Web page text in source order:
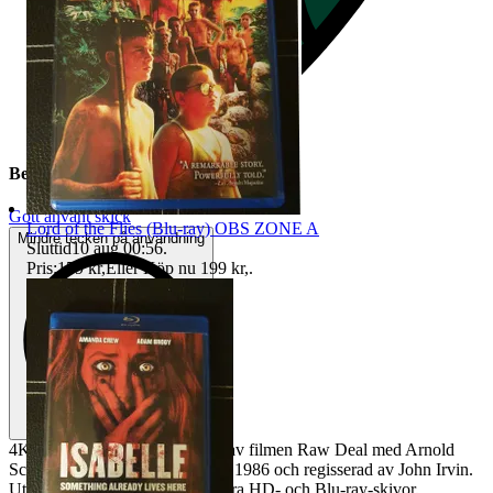
Beskrivning
Gott använt skick
Mindre tecken på användning
4K Ultra HD + Blu-ray utgåva av filmen Raw Deal med Arnold
Schwarzenegger. Filmen är från 1986 och regisserad av John Irvin.
Lord of the Flies (Blu-ray) OBS ZONE A
Sluttid10 aug 00:56.
Pris:159 kr,Eller Köp nu 199 kr,.